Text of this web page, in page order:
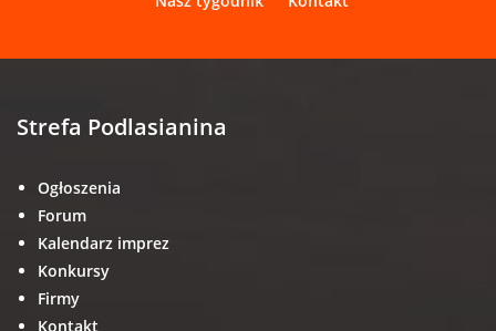
Strefa Podlasianina
Ogłoszenia
Forum
Kalendarz imprez
Konkursy
Firmy
Kontakt